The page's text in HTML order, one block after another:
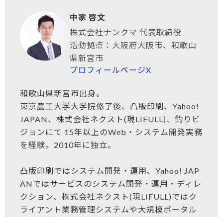
中家 啓文
株式会社ナンクマ 代表取締役
活動拠点：大阪府大阪市、和歌山
県新宮市
プロフィールページX
和歌山県新宮市出身。
東京農工大学大学院修了後、凸版印刷、Yahoo!
JAPAN、株式会社ネクスト(現LIFULL)、釣りビ
ジョンにて 15年以上のWeb・システム開発実務
を経験。2010年に独立。
凸版印刷ではシステム開発・運用、Yahoo! JAP
ANではサービスのシステム開発・運用・ディレ
クション、株式会社ネクスト(現LIFULL)ではク
ライアント業務管理システムや大規模ポータル